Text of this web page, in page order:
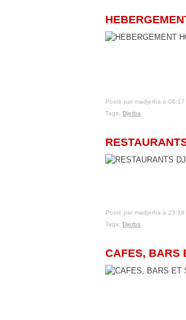
Posté par madjerba à 08:17
Tags: Djerba
Posté par madjerba à 23:18
Tags: Djerba
CAFES, BARS